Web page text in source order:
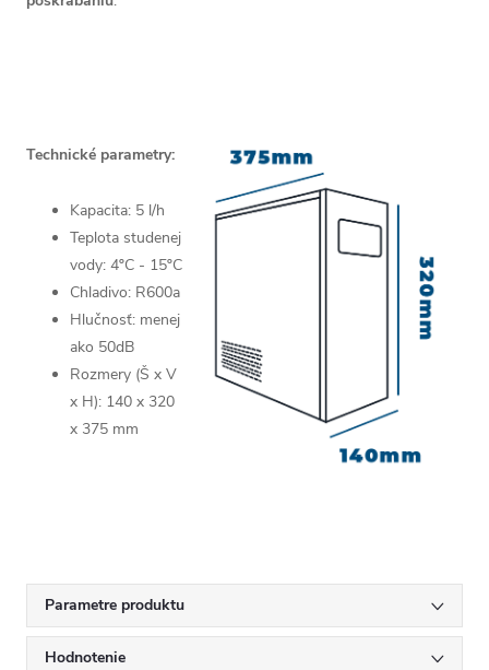
Technické parametry:
Kapacita: 5 l/h
Teplota studenej
vody: 4ºC - 15ºC
Chladivo: R600a
Hlučnosť: menej
ako 50dB
Rozmery (Š x V
x H): 140 x 320
x 375 mm
Parametre produktu
Hodnotenie